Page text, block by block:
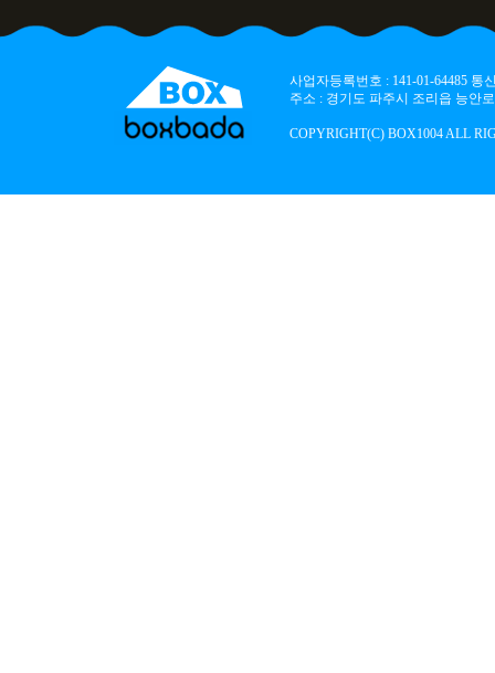
사업자등록번호 : 141-01-64485
주소 : 경기도 파주시 조리읍 능안
COPYRIGHT(C) BOX1004 ALL